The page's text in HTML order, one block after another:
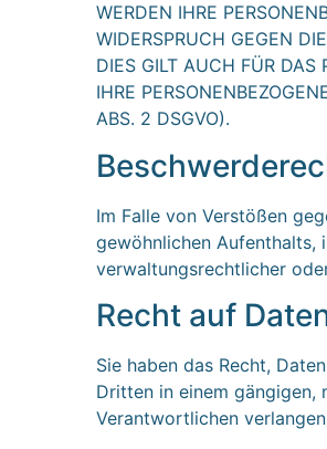
WERDEN IHRE
WIDERSPRUCH GEGEN
DIES GILT AUCH FÜR DAS
IHRE
ABS. 2 DSGVO).
Im Falle von Verstößen
gewöhnlichen Aufenthalts,
verwaltungsrechtlicher
Recht auf
Sie haben das Recht,
Dritten in einem gängigen,
Verantwortlichen